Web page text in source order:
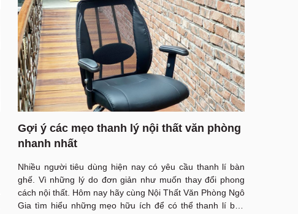
lưuu ý khi chọn mua ghế văn phòng để phù hợp với bản
thân nhé
Gợi ý các mẹo thanh lý nội thất văn phòng
nhanh nhất
Nhiều người tiêu dùng hiện nay có yêu cầu thanh lí bàn
ghế. Vì những lý do đơn giản như muốn thay đổi phong
cách nội thất. Hôm nay hãy cùng Nội Thất Văn Phòng Ngô
Gia tìm hiểu những mẹo hữu ích để có thể thanh lí bàn